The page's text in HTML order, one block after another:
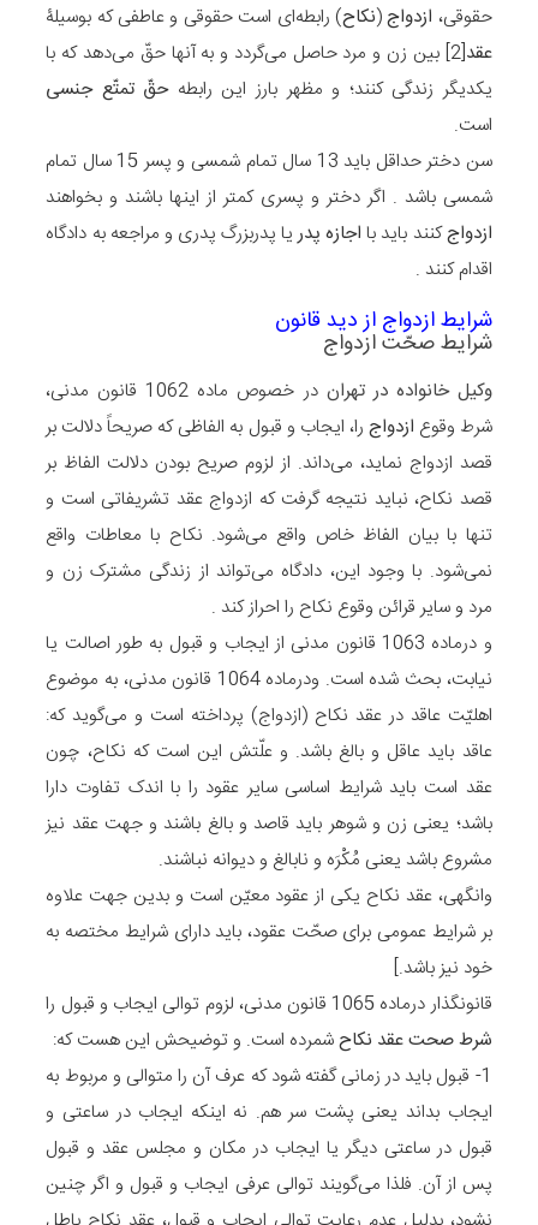
حقوقی، ازدواج(نکاح) رابطه‌ای است حقوقی و عاطفی که بوسیلۀ
عقد [2] بین زن و مرد حاصل می‌گردد و به آنها حقّ می‌دهد که با
یکدیگر زندگی کنند؛ و مظهر بارز این رابطهحقّ تمتّع جنسی
است.
سن دختر حداقل باید 13 سال تمام شمسی و پسر 15 سال تمام
شمسی باشد . اگر دختر و پسری کمتر از اینها باشند و بخواهند
ازدواجکنند باید با اجازه پدریا پدربزرگ پدری و مراجعه به دادگاه
اقدام کنند .
شرایط ازدواج از دید قانون
شرایط صحّت ازدواج
وکیل خانواده در تهران
در خصوص ماده 1062 قانون مدنی،
شرط وقوع ازدواج را، ایجاب و قبول به الفاظی که صریحاً دلالت بر
قصد ازدواج نماید، می‌داند. از لزوم صریح بودن دلالت الفاظ بر
قصد نکاح، نباید نتیجه گرفت که ازدواج عقد تشریفاتی است و
تنها با بیان الفاظ خاص واقع می‌شود. نکاح با معاطات واقع
نمی‌شود. با وجود این، دادگاه می‌تواند از زندگی مشترک زن و
مرد و سایر قرائن وقوع نکاح را احراز کند .
و درماده 1063 قانون مدنی از ایجاب و قبول به طور اصالت یا
نیابت، بحث شده است. ودرماده 1064 قانون مدنی، به موضوع
اهلیّت عاقد در عقد نکاح (ازدواج) پرداخته است و می‌گوید که:
عاقد باید عاقل و بالغ باشد. و علّتش این است که نکاح، چون
عقد است باید شرایط اساسی سایر عقود را با اندک تفاوت دارا
باشد؛ یعنی زن و شوهر باید قاصد و بالغ باشند و جهت عقد نیز
مشروع باشد یعنی مُکْرَه و نابالغ و دیوانه نباشند.
وانگهی، عقد نکاح یکی از عقود معیّن است و بدین جهت علاوه
بر شرایط عمومی برای صحّت عقود، باید دارای شرایط مختصه به
خود نیز باشد.]
قانونگذار درماده 1065 قانون مدنی، لزوم توالی ایجاب و قبول را
شرط صحت عقد نکاحشمرده است. و توضیحش این هست که:
1- قبول باید در زمانی گفته شود که عرف آن را متوالی و مربوط به
ایجاب بداند یعنی پشت سر هم. نه اینکه ایجاب در ساعتی و
قبول در ساعتی دیگر یا ایجاب در مکان و مجلس عقد و قبول
پس از آن. فلذا می‌گویند توالی عرفی ایجاب و قبول و اگر چنین